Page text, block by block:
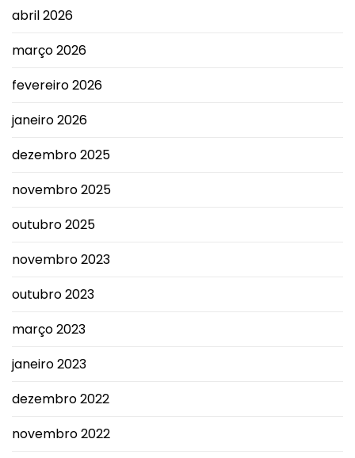
abril 2026
março 2026
fevereiro 2026
janeiro 2026
dezembro 2025
novembro 2025
outubro 2025
novembro 2023
outubro 2023
março 2023
janeiro 2023
dezembro 2022
novembro 2022